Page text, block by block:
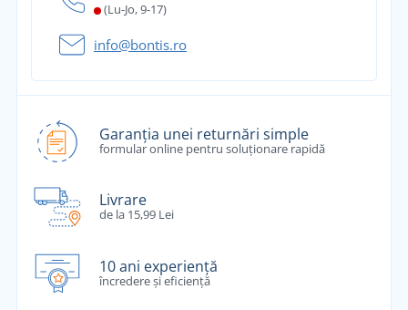
(Lu-Jo, 9-17)
info@bontis.ro
Garanția unei returnări simple
formular online pentru soluționare rapidă
Livrare
de la 15,99 Lei
10 ani experiență
încredere și eficiență